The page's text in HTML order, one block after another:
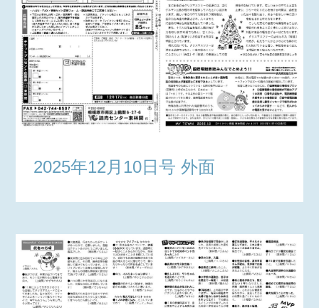
2025年12月10日号 外面